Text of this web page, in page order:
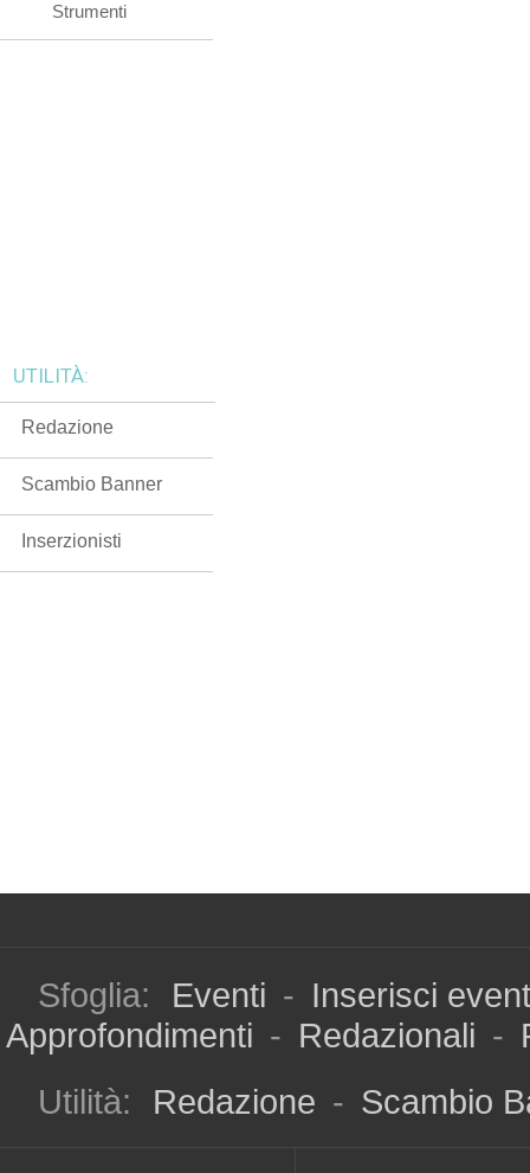
Strumenti
UTILITÀ:
Redazione
Scambio Banner
Inserzionisti
Sfoglia: Eventi - Inserisci
Approfondimenti - Redazionali -
Utilità:
Redazione - Scambio